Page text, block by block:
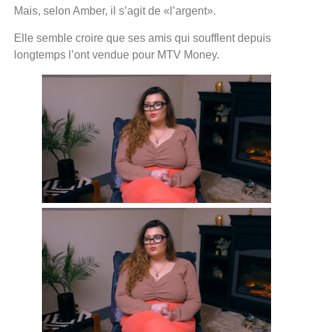
Mais, selon Amber, il s’agit de «l’argent».
Elle semble croire que ses amis qui soufflent depuis
longtemps l’ont vendue pour MTV Money.